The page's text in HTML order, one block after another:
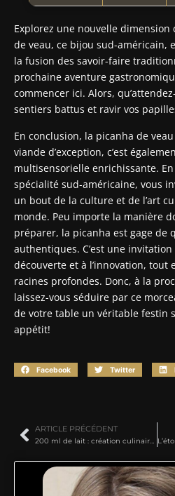
Explorez une nouvelle
de veau, ce bijou sud-américain,
la fusion des savoir-faire
prochaine aventure
commencer ici. Alors,
sentiers battus et ravir vos
En conclusion, la picanha de
viande d’exception, c’est
multisensorielle enrichissante. En
spécialité sud-américaine, vous
un bout de la culture et de l’art
monde. Peu importe la manière
préparer, la picanha est gage de
authentiques. C’est une
découverte et à l’innovation, tout
racines profondes. Donc, à la
laissez-vous séduire par ce
de votre table un véritable festin
appétit!
Facebook Twitter
ARTICLE PRÉCÉDENT
200 ml de lait : création culinaire pratique avec une touche d’ingéniosité